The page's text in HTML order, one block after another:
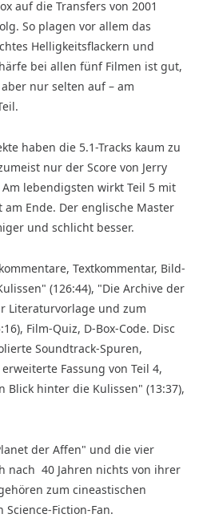
auf die Transfers von 2001
So plagen vor allem das
Helligkeitsflackern und
bei allen fünf Filmen ist gut,
nur selten auf – am
Teil.
haben die 5.1-Tracks kaum zu
nur der Score von Jerry
lebendigs­ten wirkt Teil 5 mit
Ende. Der englische Master
und schlicht besser.
Textkommentar, Bild-
(126:44), "Die Archive der
Literaturvorlage und zum
Film-Quiz, D-Box-Code. Disc
Soundtrack-Spuren,
Fassung von Teil 4,
Blick hinter die Kulissen" (13:37),
der Affen" und die vier
nach 40 Jahren nichts von ihrer
zum cineastischen
Science-Fiction-Fan.